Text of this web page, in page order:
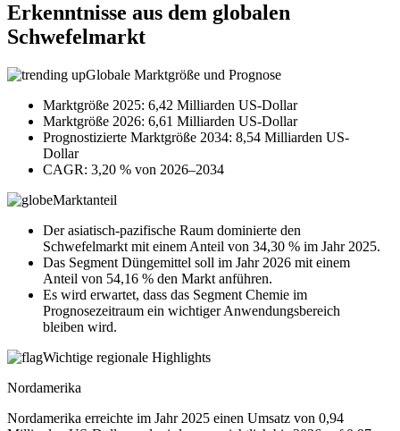
Erkenntnisse aus dem globalen
Schwefelmarkt
Globale Marktgröße und Prognose
Marktgröße 2025: 6,42 Milliarden US-Dollar
Marktgröße 2026: 6,61 Milliarden US-Dollar
Prognostizierte Marktgröße 2034: 8,54 Milliarden US-
Dollar
CAGR: 3,20 % von 2026–2034
Marktanteil
Der asiatisch-pazifische Raum dominierte den
Schwefelmarkt mit einem Anteil von 34,30 % im Jahr 2025.
Das Segment Düngemittel soll im Jahr 2026 mit einem
Anteil von 54,16 % den Markt anführen.
Es wird erwartet, dass das Segment Chemie im
Prognosezeitraum ein wichtiger Anwendungsbereich
bleiben wird.
Wichtige regionale Highlights
Nordamerika
Nordamerika erreichte im Jahr 2025 einen Umsatz von 0,94